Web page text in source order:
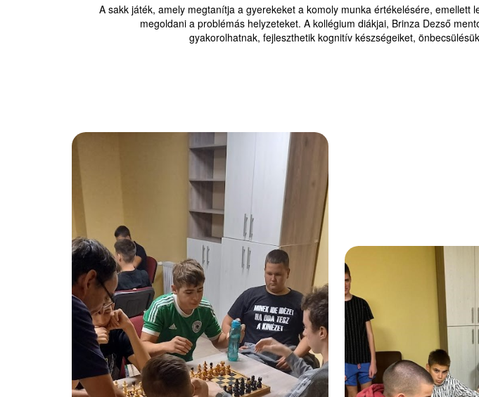
A sakk játék, amely megtanítja a gyerekeket a komoly munka értékelésére, emellett
megoldani a problémás helyzeteket. A kollégium diákjai, Brinza Dezső
gyakorolhatnak, fejleszthetik kognitív készségeiket,